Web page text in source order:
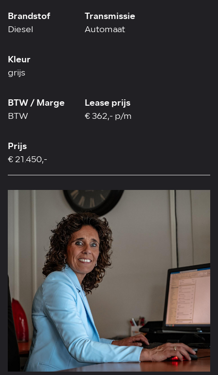
Brandstof
Diesel
Transmissie
Automaat
Kleur
grijs
BTW / Marge
BTW
Lease prijs
€ 362,- p/m
Prijs
€ 21.450,-